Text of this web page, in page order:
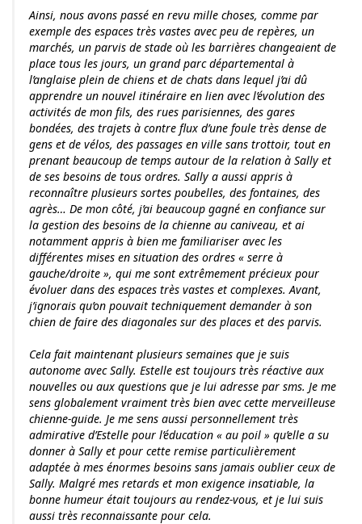
Ainsi, nous avons passé en revu mille choses, comme par
exemple des espaces très vastes avec peu de repères, un
marchés, un parvis de stade où les barrières changeaient de
place tous les jours, un grand parc départemental à
l’anglaise plein de chiens et de chats dans lequel j’ai dû
apprendre un nouvel itinéraire en lien avec l’évolution des
activités de mon fils, des rues parisiennes, des gares
bondées, des trajets à contre flux d’une foule très dense de
gens et de vélos, des passages en ville sans trottoir, tout en
prenant beaucoup de temps autour de la relation à Sally et
de ses besoins de tous ordres. Sally a aussi appris à
reconnaître plusieurs sortes poubelles, des fontaines, des
agrès… De mon côté, j’ai beaucoup gagné en confiance sur
la gestion des besoins de la chienne au caniveau, et ai
notamment appris à bien me familiariser avec les
différentes mises en situation des ordres « serre à
gauche/droite », qui me sont extrêmement précieux pour
évoluer dans des espaces très vastes et complexes. Avant,
j’ignorais qu’on pouvait techniquement demander à son
chien de faire des diagonales sur des places et des parvis.
Cela fait maintenant plusieurs semaines que je suis
autonome avec Sally. Estelle est toujours très réactive aux
nouvelles ou aux questions que je lui adresse par sms. Je me
sens globalement vraiment très bien avec cette merveilleuse
chienne-guide. Je me sens aussi personnellement très
admirative d’Estelle pour l’éducation « au poil » qu’elle a su
donner à Sally et pour cette remise particulièrement
adaptée à mes énormes besoins sans jamais oublier ceux de
Sally. Malgré mes retards et mon exigence insatiable, la
bonne humeur était toujours au rendez-vous, et je lui suis
aussi très reconnaissante pour cela.